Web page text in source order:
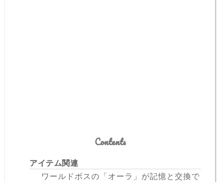
Contents
アイテム関連
ワールドボスの「オーラ」が記憶と交換で